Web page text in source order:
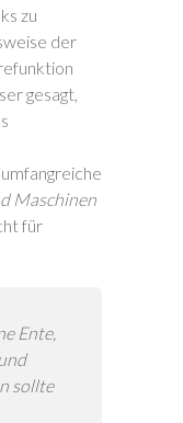
zu
der
gesagt,
Maschinen
für
Ente,
sollte